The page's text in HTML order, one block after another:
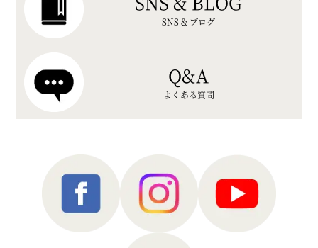
SNS & ブログ
Q&A
よくある質問